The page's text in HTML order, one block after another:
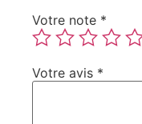
Votre note *
Votre avis *